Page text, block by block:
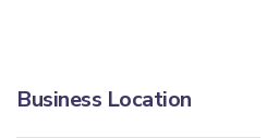
Business Location